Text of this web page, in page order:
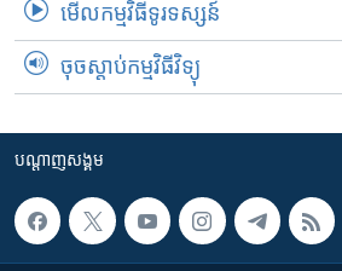
មើល​កម្មវិធី​ទូរទស្សន៍
ចុចស្តាប់កម្មវិធីវិទ្យុ
បណ្តាញ​សង្គម